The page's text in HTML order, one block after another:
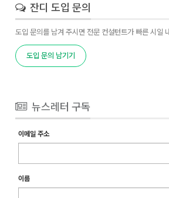
잔디 도입 문의
도입 문의를 남겨 주시면 전문 컨설턴트가 빠른 시일
도입 문의 남기기
뉴스레터 구독
이메일 주소
이름